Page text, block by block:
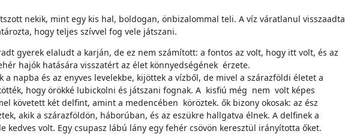
nekik, mint egy kis hal, boldogan, önbizalommal teli. A víz váratlanul visszaadta
hogy teljes szívvel fog vele játszani.
gyerek elaludt a karján, de ez nem számított: a fontos az volt, hogy itt volt, és az
hajók hatására visszatért az élet könnyedségének érzete.
napba és az enyves levelekbe, kijöttek a vízből, de mivel a szárazföldi életet a
hogy örökké lubickolni és játszani fognak. A kisfiú még nem volt képes
követett két delfint, amint a medencében köröztek. ők bizony okosak: az ész
akik a szárazföldön, háborúban, és az eszükre hallgatva élnek. A delfinek a
volt. Egy csupasz lábú lány egy fehér csövön keresztül irányította őket.